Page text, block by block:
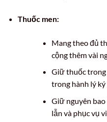
Thuốc men:
Mang theo đủ
cộng thêm vài
Giữ thuốc trong
trong hành lý ký
Giữ nguyên
lẫn và phục vụ